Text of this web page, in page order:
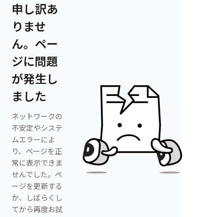
申し訳あ
りませ
ん。ペー
ジに問題
が発生し
ました
ネットワークの
不安定やシステ
ムエラーによ
り、ページを正
常に表示できま
せんでした。ペ
ージを更新する
か、しばらくし
てから再度お試